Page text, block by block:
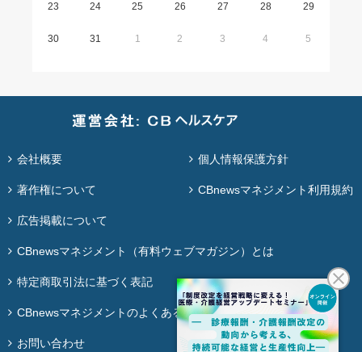
23 24 25 26 27 28 29
30 31 1 2 3 4 5
会社概要 個人情報保護方針
著作権について CBnewsマネジメント利用規約
広告掲載について
CBnewsマネジメント（有料ウェブマガジン）とは
特定商取引法に基づく表記
CBnewsマネジメントのよくある質問
お問い合わせ